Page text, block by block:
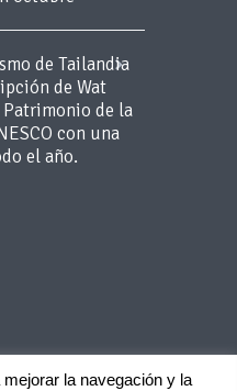
de Tailandia
de Wat
de la
con una
el año.
la navegación y la